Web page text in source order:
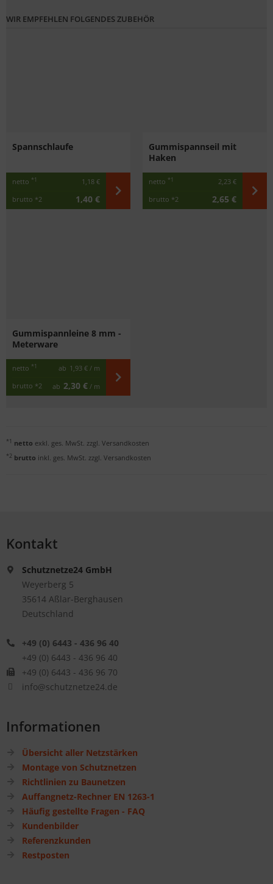
WIR EMPFEHLEN FOLGENDES ZUBEHÖR
Spannschlaufe
netto *1
1,18 €
brutto *2 1,40 €
Gummispannseil mit
Haken
netto *1
2,23 €
brutto *2 2,65 €
Gummispannleine 8 mm -
Meterware
netto *1 ab 1,93 € / m
brutto *2 ab 2,30 € / m
*1 netto exkl. ges. MwSt. zzgl. Versandkosten
*2 brutto inkl. ges. MwSt. zzgl. Versandkosten
Kontakt
Schutznetze24 GmbH
Weyerberg 5
35614 Aßlar-Berghausen
Deutschland
+49 (0) 6443 - 436 96 40
+49 (0) 6443 - 436 96 40
+49 (0) 6443 - 436 96 70
info@schutznetze24.de
Informationen
Übersicht aller Netzstärken
Montage von Schutznetzen
Richtlinien zu Baunetzen
Auffangnetz-Rechner EN 1263-1
Häufig gestellte Fragen - FAQ
Kundenbilder
Referenzkunden
Restposten